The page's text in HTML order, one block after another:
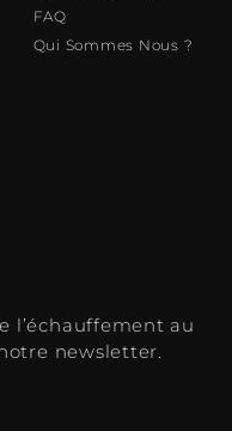
FAQ
Qui Sommes Nous ?
l’échauffement au
newsletter.